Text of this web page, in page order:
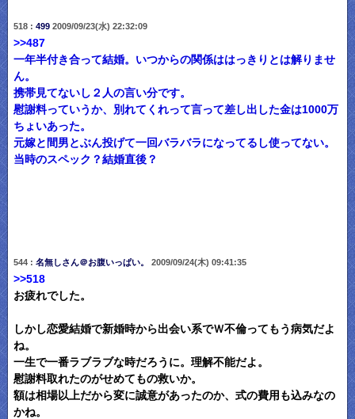
518 : 4992009/09/23(水) 22:32:09
>>487
一年半付き合って結婚。いつからの関係ははっきりとは解りませ
ん。
携帯見てないし２人の言い分です。
慰謝料っていうか、別れてくれって言って差し出した金は1000万
ちょいあった。
元嫁と間男とぶん投げて一回バラバラになってるし使ってない。
当時のスペック？結婚直後？
544 : 名無しさん＠お腹いっぱい。 2009/09/24(木) 09:41:35
>>518
お疲れでした。
しかし恋愛結婚で新婚時から出会い系でＷ不倫ってもう病気だよ
ね。
一生で一番ラブラブな時だろうに。理解不能だよ。
慰謝料取れたのがせめてもの救いか。
額は相場以上だから変に誠意があったのか、式の費用も込みなの
かね。